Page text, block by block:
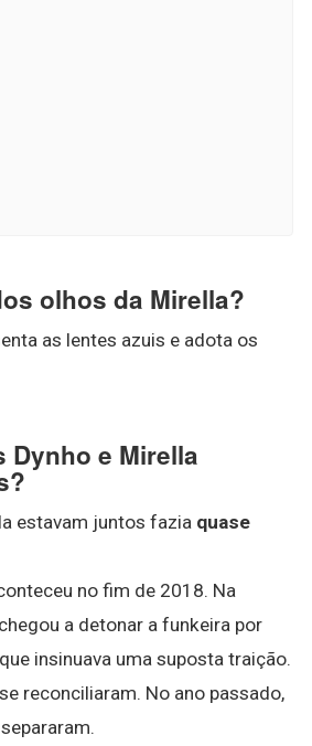
olhos da Mirella?
as lentes azuis e adota os
Dynho e Mirella
estavam juntos fazia quase
no fim de 2018. Na
a detonar a funkeira por
insinuava uma suposta traição.
reconciliaram. No ano passado,